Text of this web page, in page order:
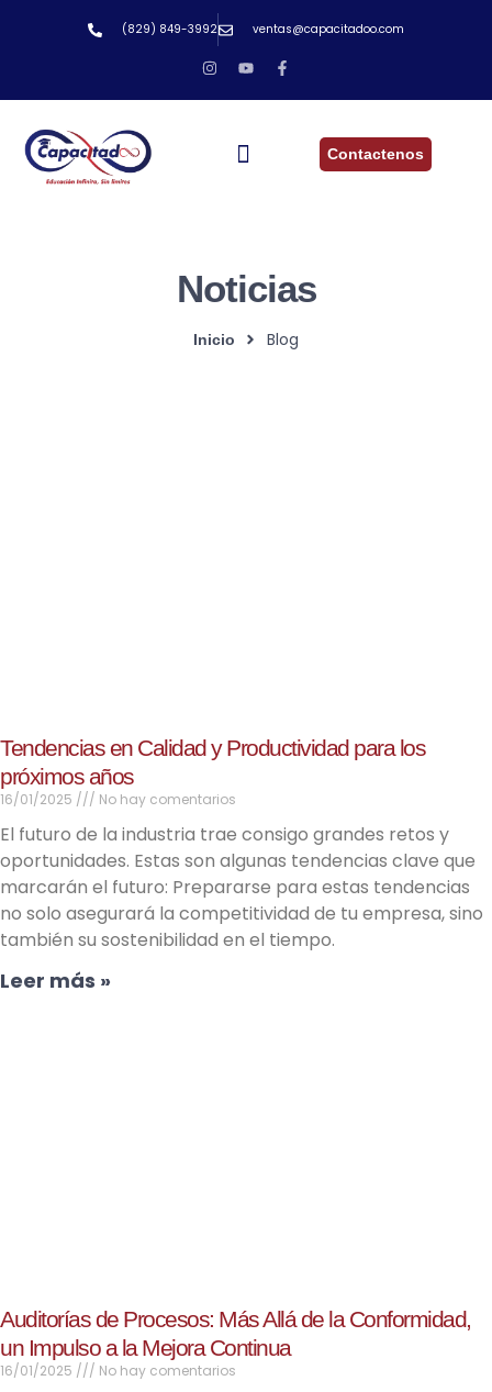
(829) 849-3992 ventas@capacitadoo.com
Contactenos
Noticias
Inicio Blog
Tendencias en Calidad y Productividad para los
próximos años
16/01/2025 No hay comentarios
El futuro de la industria trae consigo grandes retos y
oportunidades. Estas son algunas tendencias clave que
marcarán el futuro: Prepararse para estas tendencias
no solo asegurará la competitividad de tu empresa, sino
también su sostenibilidad en el tiempo.
Leer más »
Auditorías de Procesos: Más Allá de la Conformidad,
un Impulso a la Mejora Continua
16/01/2025 No hay comentarios